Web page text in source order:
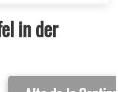
in der